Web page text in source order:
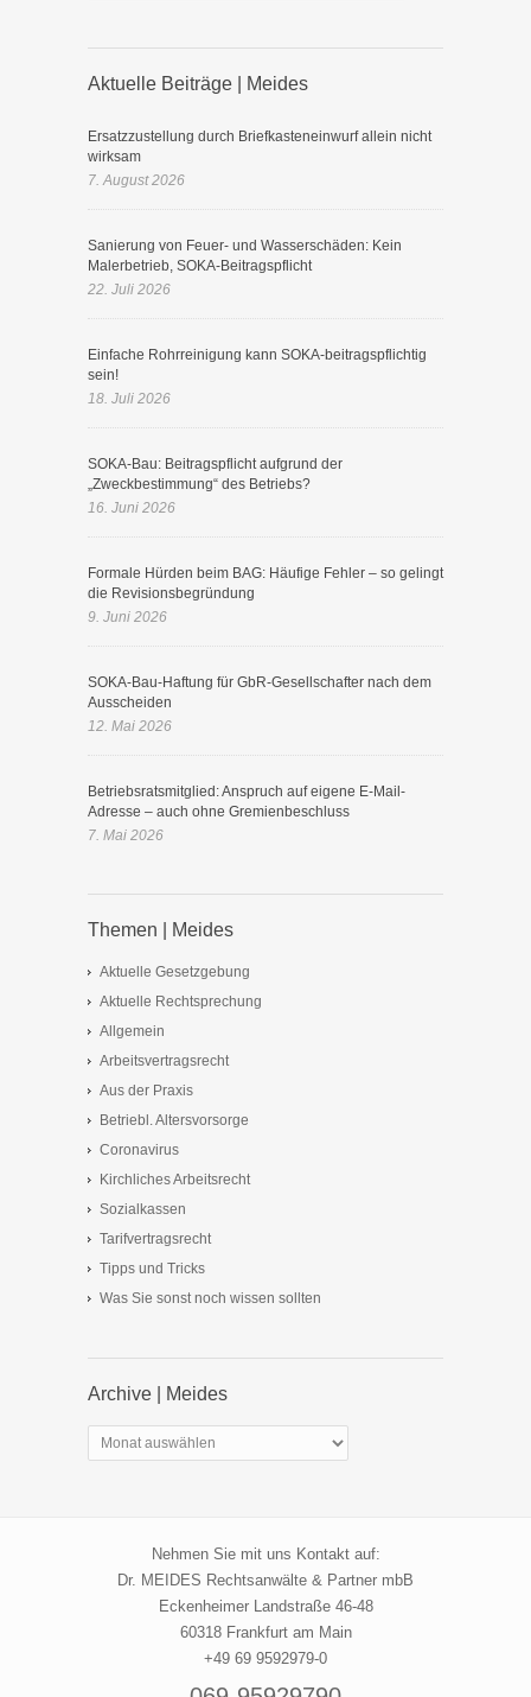
Aktuelle Beiträge | Meides
Ersatzzustellung durch Briefkasteneinwurf allein nicht
wirksam
7. August 2026
Sanierung von Feuer- und Wasserschäden: Kein
Malerbetrieb, SOKA-Beitragspflicht
22. Juli 2026
Einfache Rohrreinigung kann SOKA-beitragspflichtig
sein!
18. Juli 2026
SOKA-Bau: Beitragspflicht aufgrund der
„Zweckbestimmung“ des Betriebs?
16. Juni 2026
Formale Hürden beim BAG: Häufige Fehler – so gelingt
die Revisionsbegründung
9. Juni 2026
SOKA-Bau-Haftung für GbR-Gesellschafter nach dem
Ausscheiden
12. Mai 2026
Betriebsratsmitglied: Anspruch auf eigene E-Mail-
Adresse – auch ohne Gremienbeschluss
7. Mai 2026
Themen | Meides
Aktuelle Gesetzgebung
Aktuelle Rechtsprechung
Allgemein
Arbeitsvertragsrecht
Aus der Praxis
Betriebl. Altersvorsorge
Coronavirus
Kirchliches Arbeitsrecht
Sozialkassen
Tarifvertragsrecht
Tipps und Tricks
Was Sie sonst noch wissen sollten
Archive | Meides
Archive
|
Nehmen Sie mit uns Kontakt auf:
Dr. MEIDES Rechtsanwälte & Partner mbB
Eckenheimer Landstraße 46-48
60318 Frankfurt am Main
+49 69 9592979-0